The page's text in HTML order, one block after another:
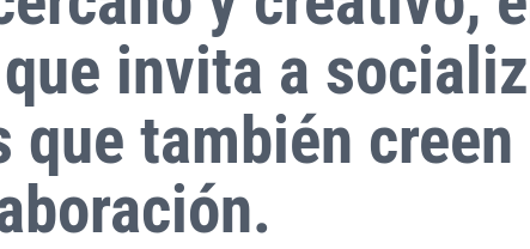
invita a
también creen